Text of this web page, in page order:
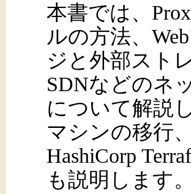
本書では、
ルの方法、
ジと外部スト
SDNなどのネ
について解説
マシンの移行
HashiCorp
も説明します。